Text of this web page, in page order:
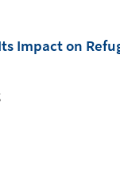
Impact on